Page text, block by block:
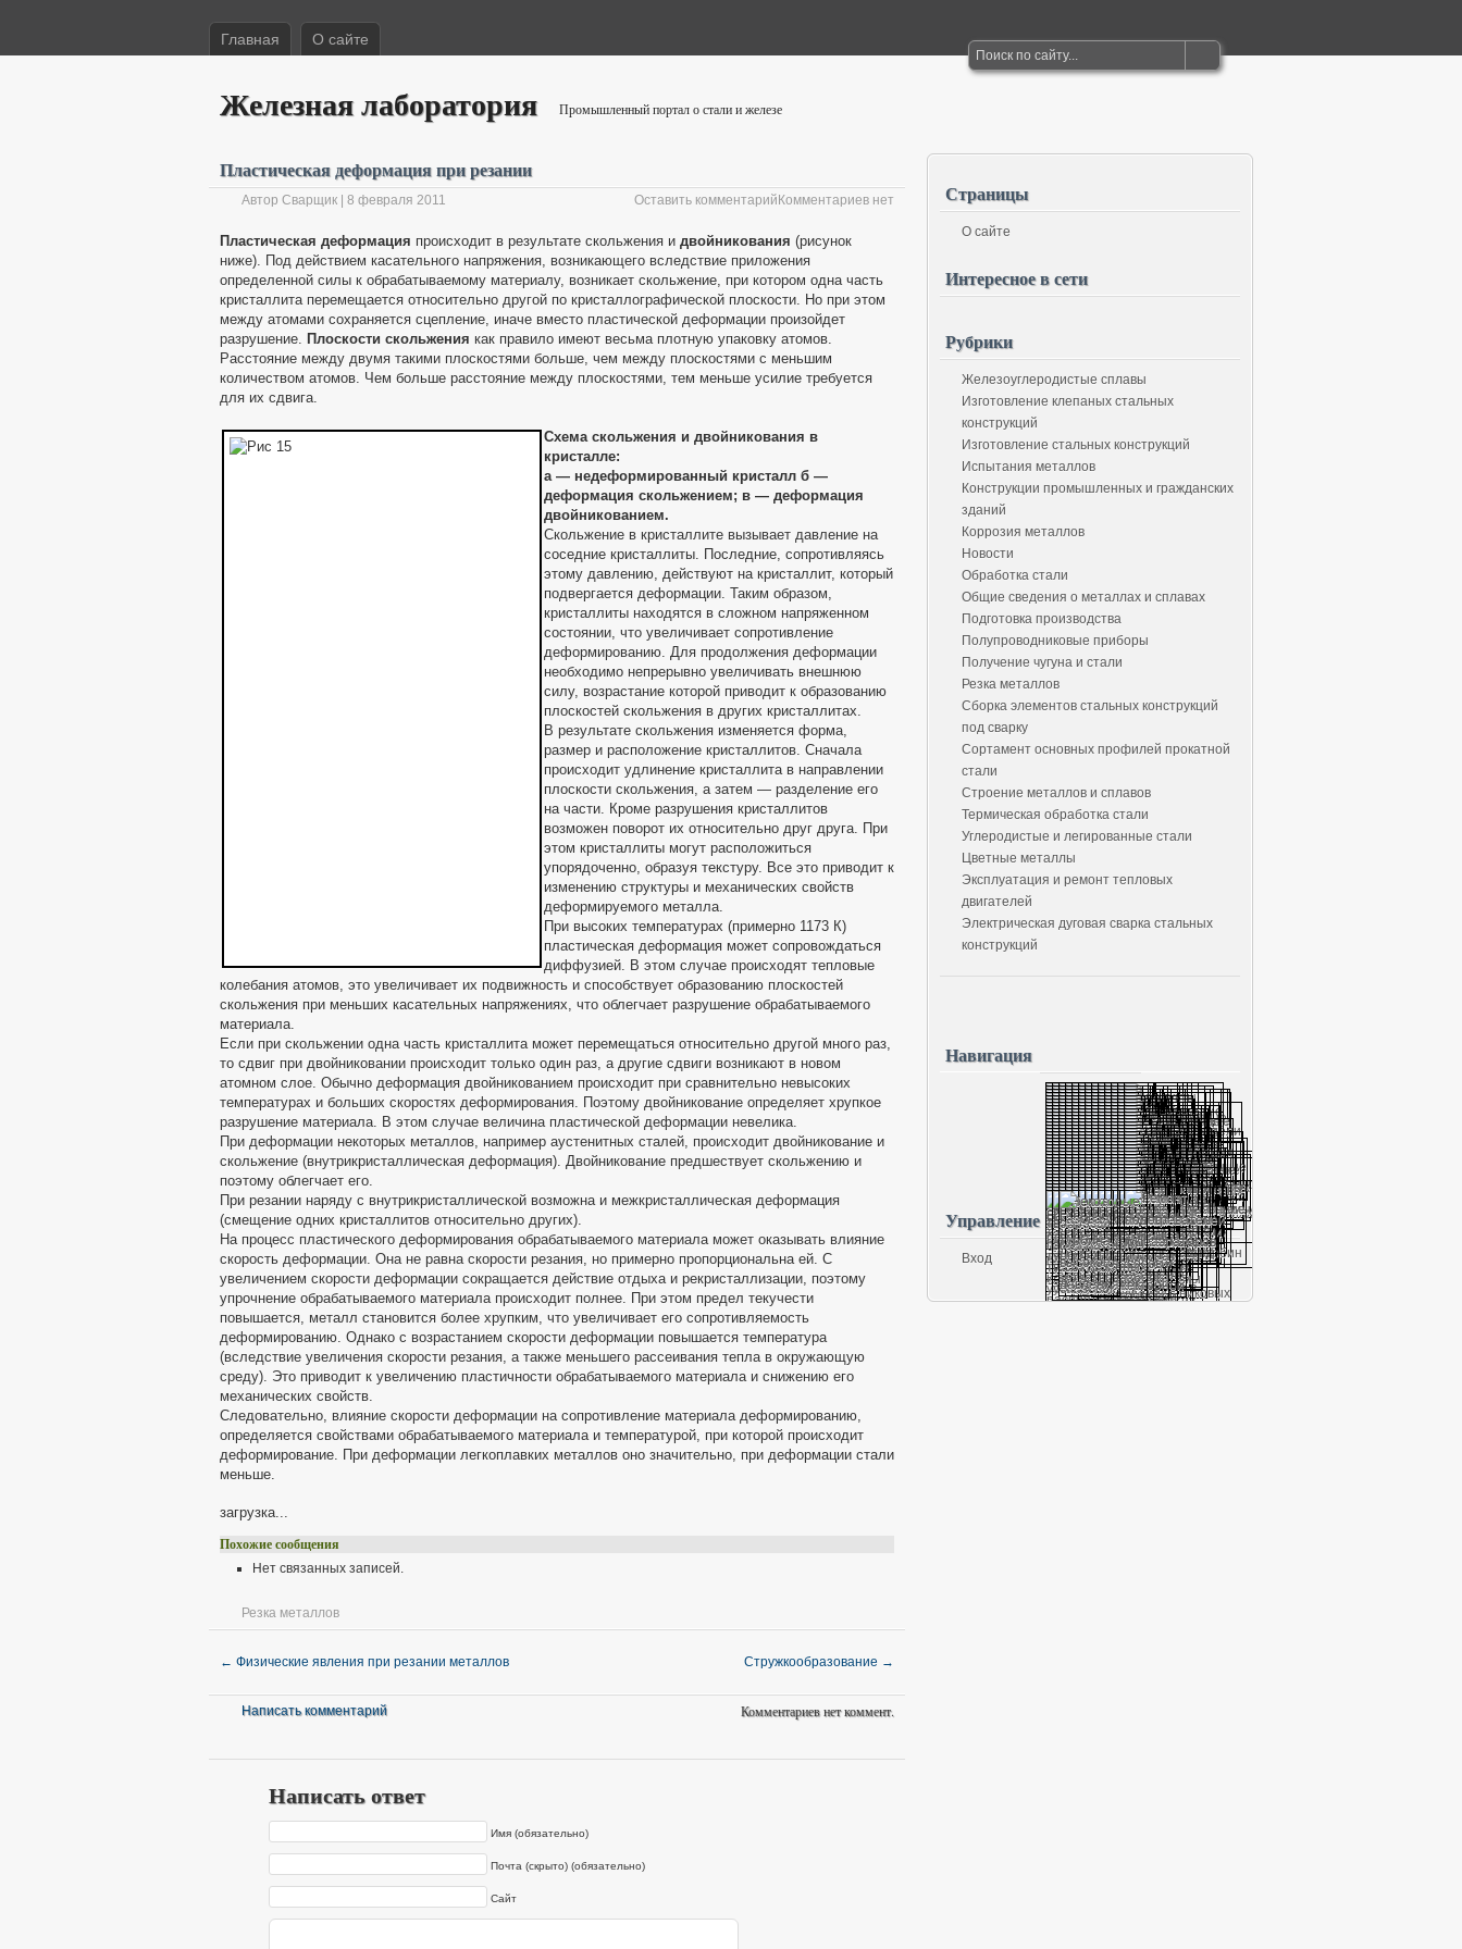
Главная О сайте
Железная лаборатория Промышленный портал о стали и железе
Пластическая деформация при резании
Автор Сварщик | 8 февраля 2011 Оставить комментарий Комментариев нет
Пластическая деформация происходит в результате скольжения и двойникования (рисунок
ниже). Под действием касательного напряжения, возникающего вследствие приложения
определенной силы к обрабатываемому материалу, возникает скольжение, при котором одна часть
кристаллита перемещается относительно другой по кристаллографической плоскости. Но при этом
между атомами сохраняется сцепление, иначе вместо пластической деформации произойдет
разрушение. Плоскости скольжения как правило имеют весьма плотную упаковку атомов.
Расстояние между двумя такими плоскостями больше, чем между плоскостями с меньшим
количеством атомов. Чем больше расстояние между плоскостями, тем меньше усилие требуется
для их сдвига.
Схема скольжения и двойникования в
кристалле:
а — недеформированный кристалл б —
деформация скольжением; в — деформация
двойникованием.
Скольжение в кристаллите вызывает давление на
соседние кристаллиты. Последние, сопротивляясь
этому давлению, действуют на кристаллит, который
подвергается деформации. Таким образом,
кристаллиты находятся в сложном напряженном
состоянии, что увеличивает сопротивление
деформированию. Для продолжения деформации
необходимо непрерывно увеличивать внешнюю
силу, возрастание которой приводит к образованию
плоскостей скольжения в других кристаллитах.
В результате скольжения изменяется форма,
размер и расположение кристаллитов. Сначала
происходит удлинение кристаллита в направлении
плоскости скольжения, а затем — разделение его
на части. Кроме разрушения кристаллитов
возможен поворот их относительно друг друга. При
этом кристаллиты могут расположиться
упорядоченно, образуя текстуру. Все это приводит к
изменению структуры и механических свойств
деформируемого металла.
При высоких температурах (примерно 1173 К)
пластическая деформация может сопровождаться
диффузией. В этом случае происходят тепловые
колебания атомов, это увеличивает их подвижность и способствует образованию плоскостей
скольжения при меньших касательных напряжениях, что облегчает разрушение обрабатываемого
материала.
Если при скольжении одна часть кристаллита может перемещаться относительно другой много раз,
то сдвиг при двойниковании происходит только один раз, а другие сдвиги возникают в новом
атомном слое. Обычно деформация двойникованием происходит при сравнительно невысоких
температурах и больших скоростях деформирования. Поэтому двойникование определяет хрупкое
разрушение материала. В этом случае величина пластической деформации невелика.
При деформации некоторых металлов, например аустенитных сталей, происходит двойникование и
скольжение (внутрикристаллическая деформация). Двойникование предшествует скольжению и
поэтому облегчает его.
При резании наряду с внутрикристаллической возможна и межкристаллическая деформация
(смещение одних кристаллитов относительно других).
На процесс пластического деформирования обрабатываемого материала может оказывать влияние
скорость деформации. Она не равна скорости резания, но примерно пропорциональна ей. С
увеличением скорости деформации сокращается действие отдыха и рекристаллизации, поэтому
упрочнение обрабатываемого материала происходит полнее. При этом предел текучести
повышается, металл становится более хрупким, что увеличивает его сопротивляемость
деформированию. Однако с возрастанием скорости деформации повышается температура
(вследствие увеличения скорости резания, а также меньшего рассеивания тепла в окружающую
среду). Это приводит к увеличению пластичности обрабатываемого материала и снижению его
механических свойств.
Следовательно, влияние скорости деформации на сопротивление материала деформированию,
определяется свойствами обрабатываемого материала и температурой, при которой происходит
деформирование. При деформации легкоплавких металлов оно значительно, при деформации стали
меньше.
загрузка...
Похожие сообщения
Нет связанных записей.
Резка металлов
← Физические явления при резании металлов Стружкообразование →
Написать комментарий Комментариев нет коммент.
Написать ответ
Имя (обязательно)
Почта (скрыто) (обязательно)
Сайт
Страницы
О сайте
Интересное в сети
Рубрики
Железоуглеродистые сплавы
Изготовление клепаных стальных
конструкций
Изготовление стальных конструкций
Испытания металлов
Конструкции промышленных и гражданских
зданий
Коррозия металлов
Новости
Обработка стали
Общие сведения о металлах и сплавах
Подготовка производства
Полупроводниковые приборы
Получение чугуна и стали
Резка металлов
Сборка элементов стальных конструкций
под сварку
Сортамент основных профилей прокатной
стали
Строение металлов и сплавов
Термическая обработка стали
Углеродистые и легированные стали
Цветные металлы
Эксплуатация и ремонт тепловых
двигателей
Электрическая дуговая сварка стальных
конструкций
Навигация
Управление
Вход